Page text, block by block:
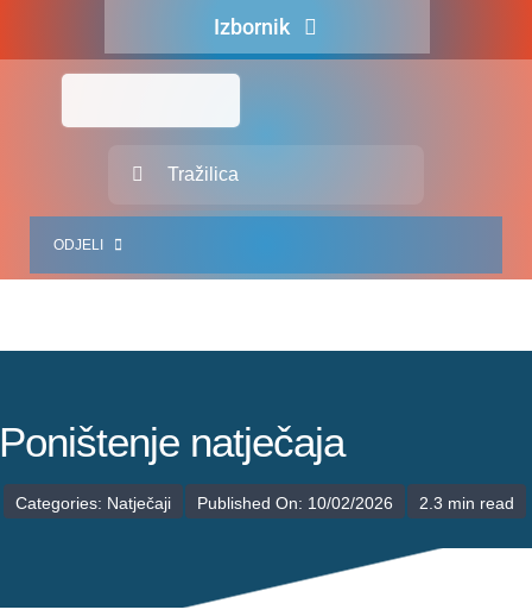
Izbornik
Javna nabava
Adresar
Kontakt
ODJELI
SLUŽBA ZA GINEKOLOGIJU, PORODNIŠTVO I NEONATOLOGIJU
natječaja
Categories: Natječaji Published On: 10/02/2026 2.3 min read